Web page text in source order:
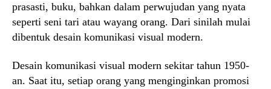
prasasti, buku, bahkan dalam perwujudan yang nyata
seperti seni tari atau wayang orang. Dari sinilah mulai
dibentuk desain komunikasi visual modern.
Desain komunikasi visual modern sekitar tahun 1950-
an. Saat itu, setiap orang yang menginginkan promosi